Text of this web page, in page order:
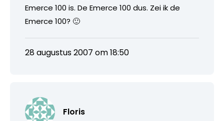
Emerce 100 is. De Emerce 100 dus. Zei ik de
Emerce 100? 🙂
28 augustus 2007 om 18:50
Floris